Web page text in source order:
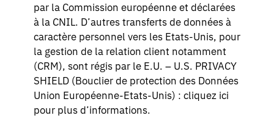
par la Commission européenne et déclarées
à la CNIL. D’autres transferts de données à
caractère personnel vers les Etats-Unis, pour
la gestion de la relation client notamment
(CRM), sont régis par le E.U. – U.S. PRIVACY
SHIELD (Bouclier de protection des Données
Union Européenne-Etats-Unis) : cliquez ici
pour plus d’informations.